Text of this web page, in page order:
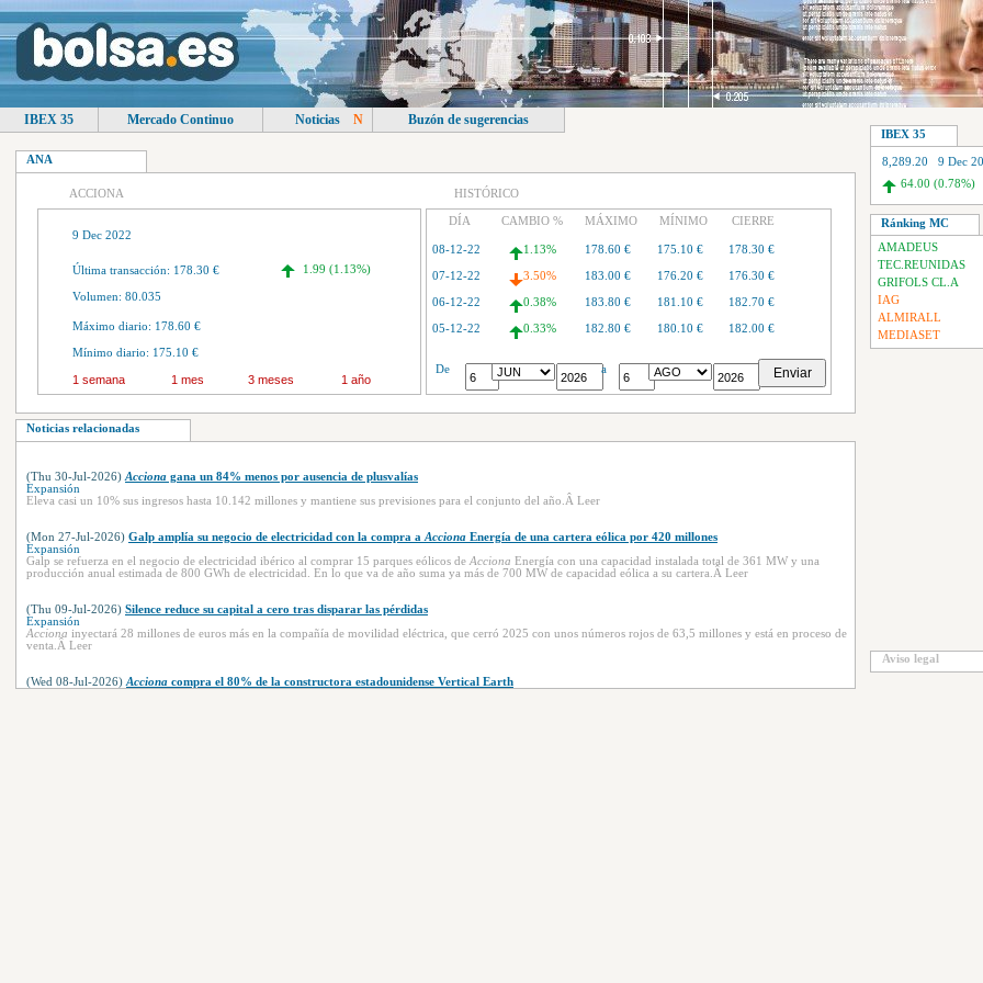
IBEX 35 Mercado Continuo Noticias N Buzón de sugerencias
IBEX 35
8,289.20 9 Dec
64.00 (0.78%)
Ránking MC
AMADEUS
TEC.REUNIDAS
GRIFOLS CL.A
IAG
ALMIRALL
MEDIASET
Aviso legal
ANA
ACCIONA HISTÓRICO
9 Dec 2022
Última transacción: 178.30 € 1.99 (1.13%)
Volumen: 80.035
Máximo diario: 178.60 €
Mínimo diario: 175.10 €
1 semana 1 mes 3 meses 1 año
DÍA CAMBIO % MÁXIMO MÍNIMO CIERRE
08-12-22 1.13% 178.60 € 175.10 € 178.30 €
07-12-22 3.50% 183.00 € 176.20 € 176.30 €
06-12-22 0.38% 183.80 € 181.10 € 182.70 €
05-12-22 0.33% 182.80 € 180.10 € 182.00 €
01-12-22 4.85% 187.20 € 180.00 € 180.40 €
De a
Noticias relacionadas
(Thu 30-Jul-2026) Acciona gana un 84% menos por ausencia de plusvalías
Expansión
Eleva casi un 10% sus ingresos hasta 10.142 millones y mantiene sus previsiones para el conjunto del año.Â Leer
(Mon 27-Jul-2026) Galp amplía su negocio de electricidad con la compra a Acciona Energía de una cartera eólica por 420 millones
Expansión
Galp se refuerza en el negocio de electricidad ibérico al comprar 15 parques eólicos de Acciona Energía con una capacidad instalada total de 361 MW y una
producción anual estimada de 800 GWh de electricidad. En lo que va de año suma ya más de 700 MW de capacidad eólica a su cartera.Â Leer
(Thu 09-Jul-2026) Silence reduce su capital a cero tras disparar las pérdidas
Expansión
Acciona inyectará 28 millones de euros más en la compañía de movilidad eléctrica, que cerró 2025 con unos números rojos de 63,5 millones y está en proceso de
venta.Â Leer
(Wed 08-Jul-2026) Acciona compra el 80% de la constructora estadounidense Vertical Earth